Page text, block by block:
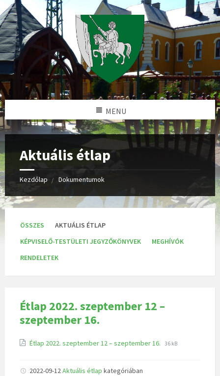
MENU
Aktuális étlap
Kezdőlap Dokumentumok
K
t
g
ó
i
:
ÖSSZES
AKTUÁLIS ÉTLAP
KÉPVISELŐ-TESTÜLETI JEGYZŐKÖNYVEK
MEGHÍVÓK
RENDELETEK
Étlap 2022. szeptember 12 –
szeptember 16.
Étlap 2022. szeptember 12 – szeptember 16. 36 kB
2022-09-12Aktuális étlap kategóriában